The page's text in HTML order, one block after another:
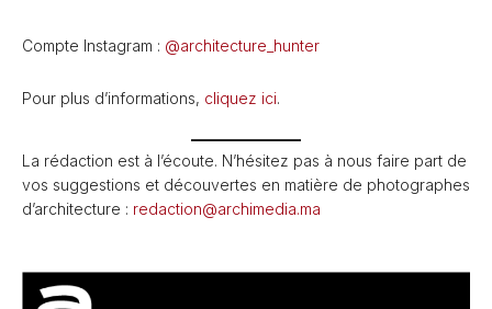
Compte Instagram : @architecture_hunter
Pour plus d’informations, cliquez ici.
La rédaction est à l’écoute. N’hésitez pas à nous faire part de
vos suggestions et découvertes en matière de photographes
d’architecture : redaction@archimedia.ma